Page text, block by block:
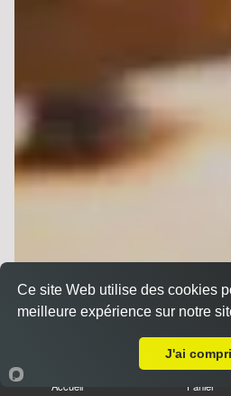
Accueil Panier
Ce site Web utilise des cookies
meilleure expérience sur notre
J'ai